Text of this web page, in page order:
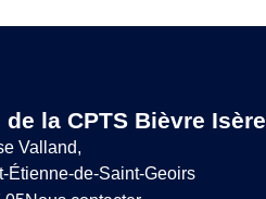
la CPTS Bièvre Isère
Valland,
Étienne-de-Saint-Geoirs